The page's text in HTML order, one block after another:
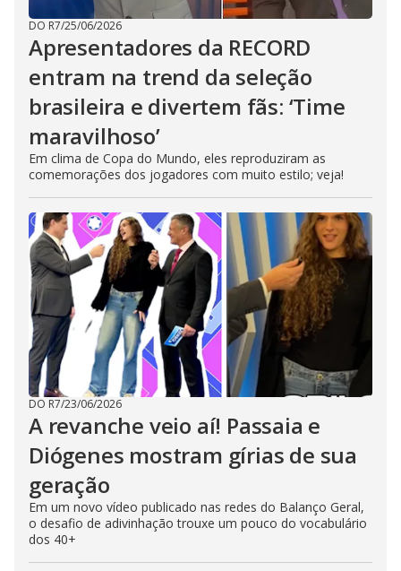
DO R7/25/06/2026
Apresentadores da RECORD
entram na trend da seleção
brasileira e divertem fãs: ‘Time
maravilhoso’
Em clima de Copa do Mundo, eles reproduziram as
comemorações dos jogadores com muito estilo; veja!
DO R7/23/06/2026
A revanche veio aí! Passaia e
Diógenes mostram gírias de sua
geração
Em um novo vídeo publicado nas redes do Balanço Geral,
o desafio de adivinhação trouxe um pouco do vocabulário
dos 40+